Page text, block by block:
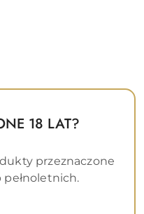
18 LAT?
przeznaczone
pełnoletnich.